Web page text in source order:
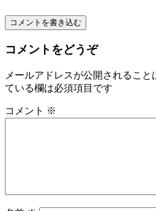
コメントを書き込む
コメントをどうぞ
メールアドレスが公開されること
ている欄は必須項目です
コメント ※